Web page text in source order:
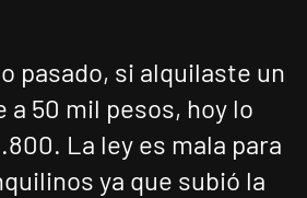
pasado, si alquilaste un
a 50 mil pesos, hoy lo
La ley es mala para
ya que subió la